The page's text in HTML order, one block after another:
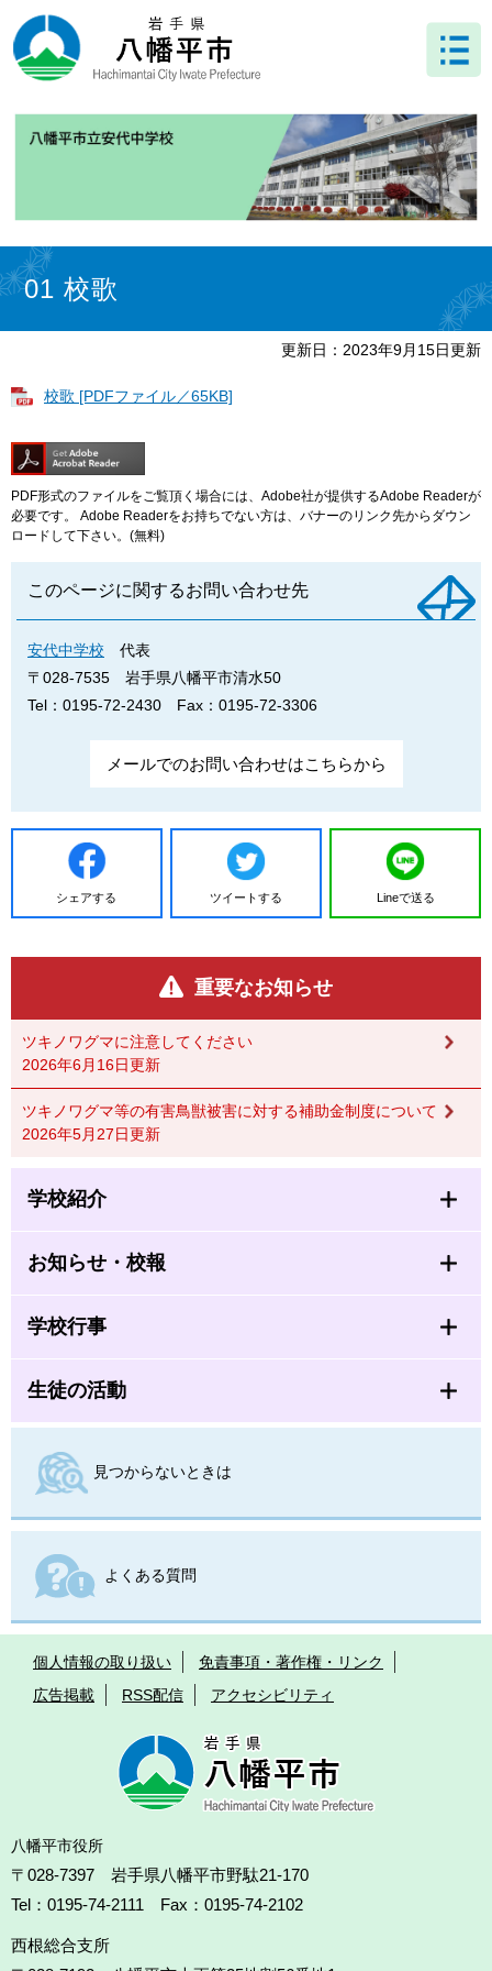
ー
ジ
ニ
ュ
文 01 校歌
更新日：2023年9月15日更新
校歌 [PDFファイル／65KB]
PDF形式のファイルをご覧頂く場合には、Adobe社が提供するAdobe Readerが
必要です。
Adobe Readerをお持ちでない方は、バナーのリンク先からダウン
ロードして下さい。(無料)
このページに関するお問い合わせ先
安代中学校
代表
〒028-7535
岩手県八幡平市清水50
Tel：0195-72-2430
Fax：0195-72-3306
メールでのお問い合わせはこちらから
シェアする ツイートする Lineで送る
重要なお知らせ
ツキノワグマに注意してください
2026年6月16日更新
ツキノワグマ等の有害鳥獣被害に対する補助金制度について
2026年5月27日更新
学校紹介
お知らせ・校報
学校行事
生徒の活動
見つからないときは
よくある質問
個人情報の取り扱い
免責事項・著作権・リンク
広告掲載
RSS配信 アクセシビリティ
八幡平市役所
〒028-7397 岩手県八幡平市野駄21-170
Tel：0195-74-2111 Fax：0195-74-2102
西根総合支所